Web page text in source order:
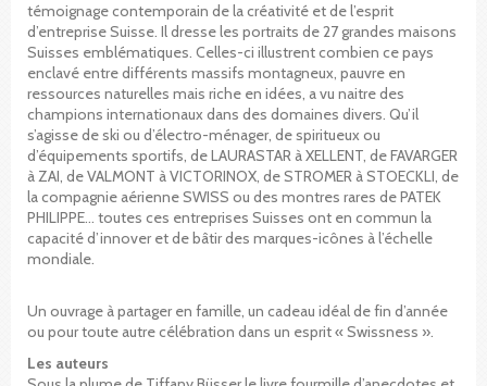
témoignage contemporain de la créativité et de l’esprit
d’entreprise Suisse. Il dresse les portraits de 27 grandes maisons
Suisses emblématiques. Celles-ci illustrent combien ce pays
enclavé entre différents massifs montagneux, pauvre en
ressources naturelles mais riche en idées, a vu naitre des
champions internationaux dans des domaines divers. Qu’il
s’agisse de ski ou d’électro-ménager, de spiritueux ou
d’équipements sportifs, de LAURASTAR à XELLENT, de FAVARGER
à ZAI, de VALMONT à VICTORINOX, de STROMER à STOECKLI, de
la compagnie aérienne SWISS ou des montres rares de PATEK
PHILIPPE… toutes ces entreprises Suisses ont en commun la
capacité d’innover et de bâtir des marques-icônes à l’échelle
mondiale.
Un ouvrage à partager en famille, un cadeau idéal de fin d’année
ou pour toute autre célébration dans un esprit « Swissness ».
Les auteurs